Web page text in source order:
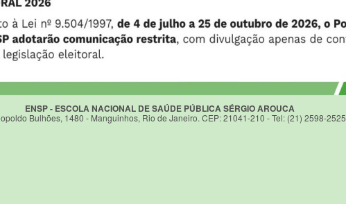
ENSP - ESCOLA NACIONAL DE SAÚDE PÚBLICA SÉRGIO AROUCA
Bulhões, 1480 - Manguinhos, Rio de Janeiro. CEP: 21041-210 - Tel: (21) 2598-2525